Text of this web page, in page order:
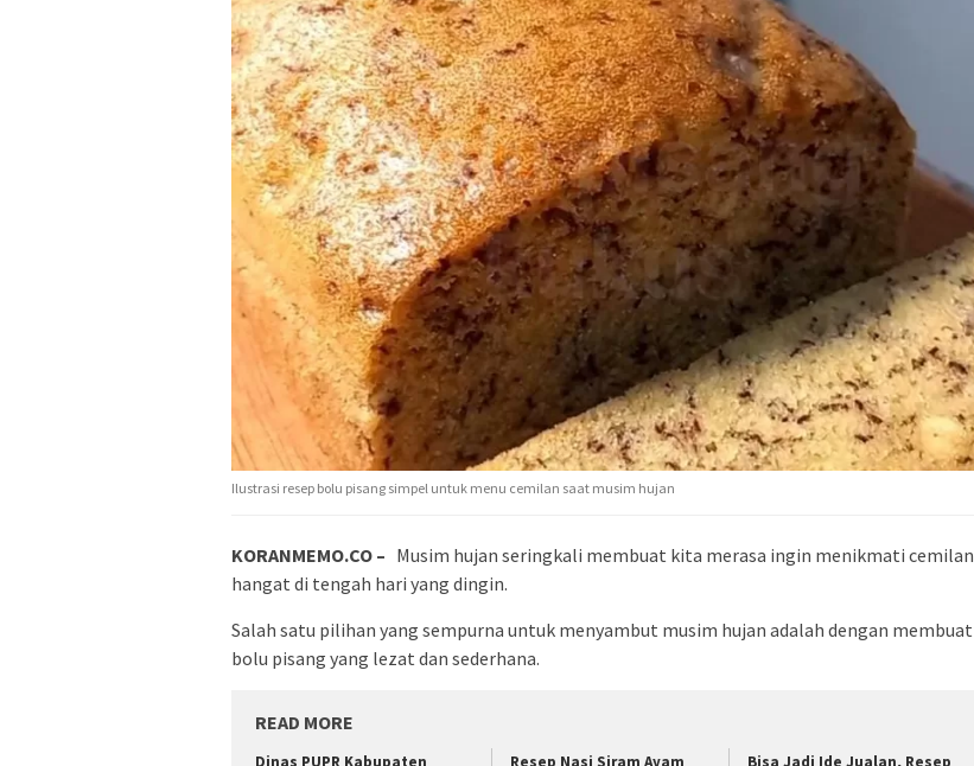
Ilustrasi resep bolu pisang simpel untuk menu cemilan saat musim hujan
KORANMEMO.CO – Musim hujan seringkali membuat kita merasa ingin menikmati cemilan
hangat di tengah hari yang dingin.
Salah satu pilihan yang sempurna untuk menyambut musim hujan adalah dengan membuat
bolu pisang yang lezat dan sederhana.
READ MORE